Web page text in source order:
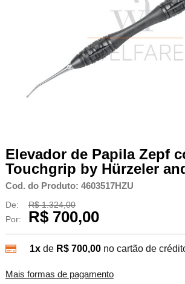
Elevador de Papila Zepf
Touchgrip by Hürzeler
Cod. do Produto: 4603517HZU
De:
R$ 1.324,00
Por:
R$ 700,00
1xde R$ 700,00 no cartão de
Mais formas de pagamento